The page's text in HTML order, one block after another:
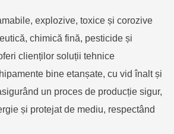
explozive, toxice și corozive
chimică fină, pesticide și
clienților soluții tehnice
bine etanșate, cu vid înalt și
un proces de producție sigur,
și protejat de mediu, respectând